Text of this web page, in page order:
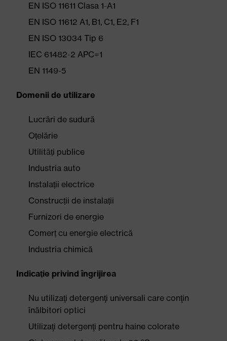
EN ISO 11611 Clasa 1-A1
EN ISO 11612 A1, B1, C1, E2, F1
EN ISO 13034 Tip 6
IEC 61482-2 APC=1
EN 1149-5
Domenii de utilizare
Lucrări de sudură
Oțelărie
Utilități publice
Industria auto
Instalații electrice
Construcții de instalații
Furnizori de energie
Comerț cu energie electrică
Industria chimică
Indicaţie privind îngrijirea
Nu utilizaţi detergenţi universali care conţin
înălbitori optici
Utilizaţi detergenţi pentru haine colorate